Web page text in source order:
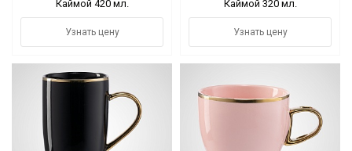
Каймой 420 мл.
Узнать цену
Каймой 320 мл.
Узнать цену